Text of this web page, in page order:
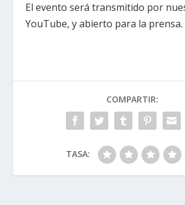
El evento será transmitido por
YouTube, y abierto para la prensa.
COMPARTIR:
TASA: